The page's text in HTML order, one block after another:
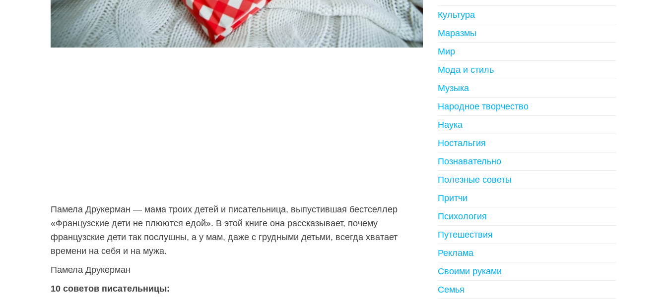
Памела Друкерман — мама троих детей и писательница, выпустившая бестселлер
«Французские дети не плюются едой». В этой книге она рассказывает, почему
французские дети так послушны, а у мам, даже с грудными детьми, всегда хватает
времени на себя и на мужа.
Памела Друкерман
10 советов писательницы:
Культура
Маразмы
Мир
Мода и стиль
Музыка
Народное творчество
Наука
Ностальгия
Познавательно
Полезные советы
Притчи
Психология
Путешествия
Реклама
Своими руками
Семья